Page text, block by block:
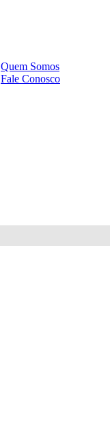
Quem Somos
Fale Conosco